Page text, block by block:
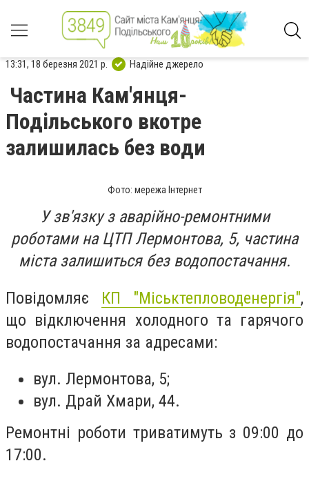
13:31, 18 березня 2021 р. Надійне джерело
Частина Кам'янця-
Подільського вкотре
залишилась без води
Фото: мережа Інтернет
У зв'язку з аварійно-ремонтними
роботами на ЦТП Лермонтова, 5, частина
міста залишиться без водопостачання.
Повідомляє КП "Міськтепловоденергія",
що відключення холодного та гарячого
водопостачання за адресами:
вул. Лермонтова, 5;
вул. Драй Хмари, 44.
Ремонтні роботи триватимуть з 09:00 до
17:00.